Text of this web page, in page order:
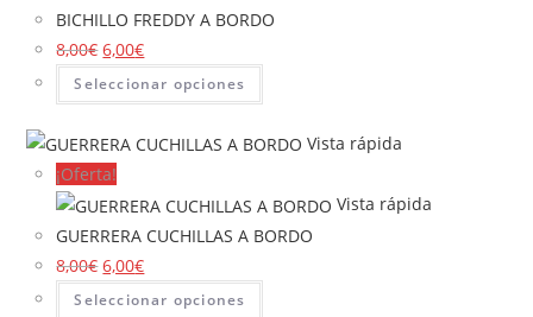
BICHILLO FREDDY A BORDO
8,00€ 6,00€
Seleccionar opciones
Vista rápida
¡Oferta!
Vista rápida
GUERRERA CUCHILLAS A BORDO
8,00€ 6,00€
Seleccionar opciones